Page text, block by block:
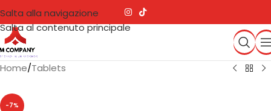
Salta alla navigazione
Salta al contenuto principale
Home/Tablets
-7%